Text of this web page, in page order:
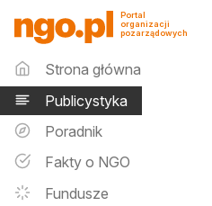
Publicystyka -
Portal
organizacji
pozarządowych
Menu główne
Strona główna
Publicystyka
Poradnik
Fakty o NGO
Fundusze